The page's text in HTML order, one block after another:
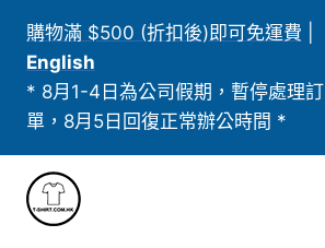
content
購物滿 $500 (折扣後)即可免運費
English
* 8月1-4日為公司假期，暫停處理訂
單，8月5日回復正常辦公時間 *